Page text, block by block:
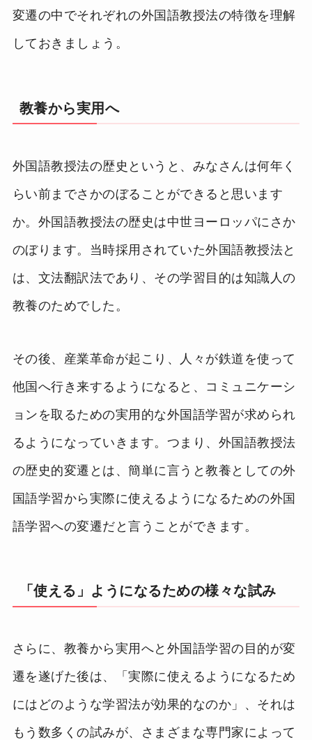
変遷の中でそれぞれの外国語教授法の特徴を理解
しておきましょう。
教養から実用へ
外国語教授法の歴史というと、みなさんは何年く
らい前までさかのぼることができると思います
か。外国語教授法の歴史は中世ヨーロッパにさか
のぼります。当時採用されていた外国語教授法と
は、文法翻訳法であり、その学習目的は知識人の
教養のためでした。
その後、産業革命が起こり、人々が鉄道を使って
他国へ行き来するようになると、コミュニケーシ
ョンを取るための実用的な外国語学習が求められ
るようになっていきます。つまり、外国語教授法
の歴史的変遷とは、簡単に言うと教養としての外
国語学習から実際に使えるようになるための外国
語学習への変遷だと言うことができます。
「使える」ようになるための様々な試み
さらに、教養から実用へと外国語学習の目的が変
遷を遂げた後は、「実際に使えるようになるため
にはどのような学習法が効果的なのか」、それは
もう数多くの試みが、さまざまな専門家によって